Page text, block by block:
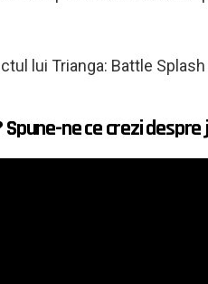
lui Trianga: Battle Splash
Spune-ne ce crezi despre